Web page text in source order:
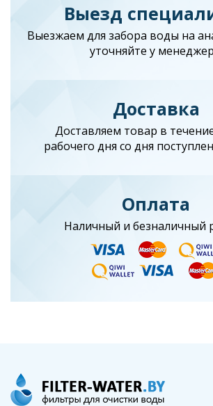
Выезд
Выезжаем для забора воды на
уточняйте у
Доставка
Доставляем товар в
рабочего дня со дня
Оплата
Наличный и безналичный